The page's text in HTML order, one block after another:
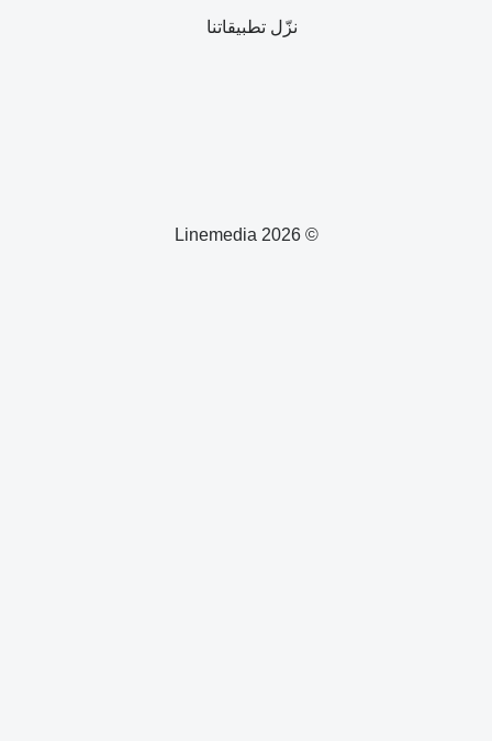
© 2026 Linemedia
نزّل تطبيقاتنا